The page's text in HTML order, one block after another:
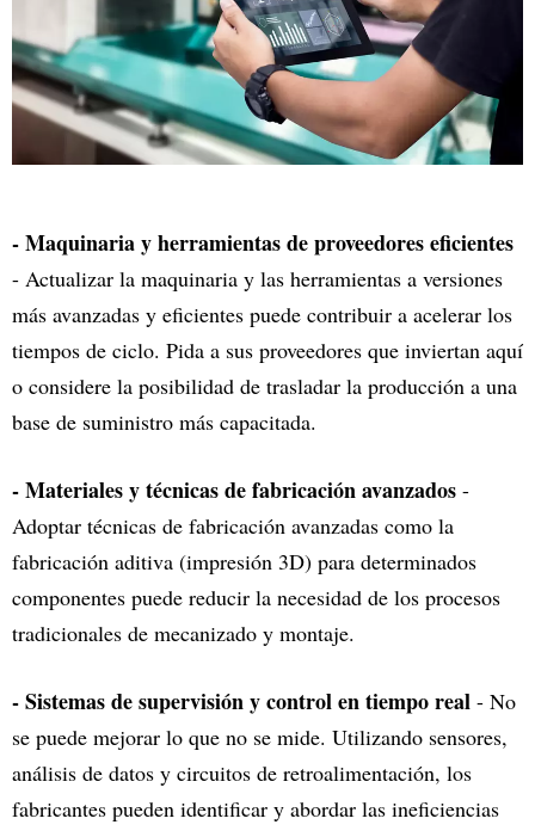
- Maquinaria y herramientas de proveedores eficientes
- Actualizar la maquinaria y las herramientas a versiones
más avanzadas y eficientes puede contribuir a acelerar los
tiempos de ciclo. Pida a sus proveedores que inviertan aquí
o considere la posibilidad de trasladar la producción a una
base de suministro más capacitada.
- Materiales y técnicas de fabricación avanzados -
Adoptar técnicas de fabricación avanzadas como la
fabricación aditiva (impresión 3D) para determinados
componentes puede reducir la necesidad de los procesos
tradicionales de mecanizado y montaje.
- Sistemas de supervisión y control en tiempo real - No
se puede mejorar lo que no se mide. Utilizando sensores,
análisis de datos y circuitos de retroalimentación, los
fabricantes pueden identificar y abordar las ineficiencias